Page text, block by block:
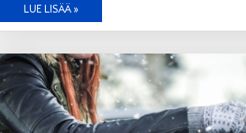
PELASTA
SUUREMMALTA
LUE LISÄÄ »